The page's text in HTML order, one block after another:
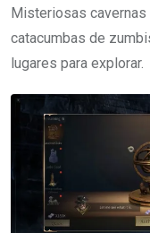
Misteriosas
catacumbas de
lugares para explorar.